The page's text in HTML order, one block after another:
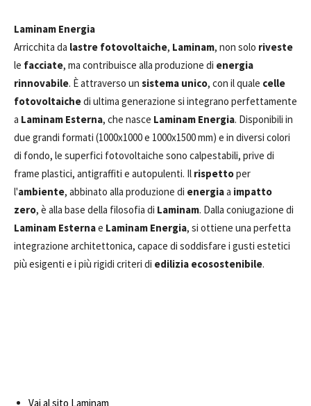
Laminam Energia
Arricchita da lastre fotovoltaiche, Laminam, non solo riveste
le facciate, ma contribuisce alla produzione di energia
rinnovabile. È attraverso un sistema unico, con il quale celle
fotovoltaichedi ultima generazione si integrano perfettamente
a Laminam Esterna, che nasce Laminam Energia. Disponibili in
due grandi formati (1000x1000 e 1000x1500 mm) e in diversi colori
di fondo, le superfici fotovoltaiche sono calpestabili, prive di
frame plastici, antigraffiti e autopulenti. Il rispettoper
l'ambiente, abbinato alla produzione di energiaa impatto
zero, è alla base della filosofia di Laminam. Dalla coniugazione di
Laminam Esternae Laminam Energia, si ottiene una perfetta
integrazione architettonica, capace di soddisfare i gusti estetici
più esigenti e i più rigidi criteri di edilizia ecosostenibile.
Vai al sito Laminam